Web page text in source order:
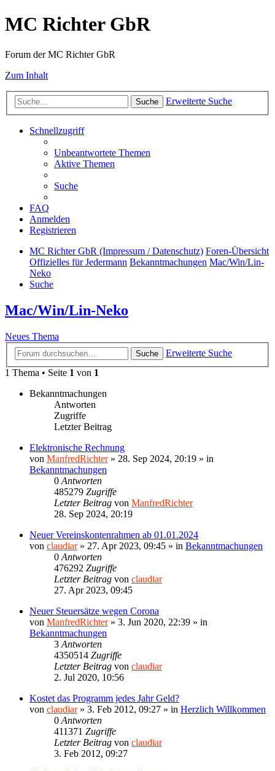
MC Richter GbR
Forum der MC Richter GbR
Zum Inhalt
Suche Erweiterte Suche
Schnellzugriff
Unbeantwortete Themen
Aktive Themen
Suche
FAQ
Anmelden
Registrieren
MC Richter GbR (Impressum / Datenschutz) Foren-Übersicht
Offizielles für Jedermann Bekanntmachungen Mac/Win/Lin-
Neko
Suche
Mac/Win/Lin-Neko
Neues Thema
Suche
Erweiterte Suche
1 Thema • Seite 1 von 1
Bekanntmachungen
Antworten
Zugriffe
Letzter Beitrag
Elektronische Rechnung
von ManfredRichter» 28. Sep 2024, 20:19 » in
Bekanntmachungen
0 Antworten
485279 Zugriffe
Letzter Beitrag von ManfredRichter
28. Sep 2024, 20:19
Neuer Vereinskontenrahmen ab 01.01.2024
von claudiar» 27. Apr 2023, 09:45 » in Bekanntmachungen
0 Antworten
476292 Zugriffe
Letzter Beitrag von claudiar
27. Apr 2023, 09:45
Neuer Steuersätze wegen Corona
von ManfredRichter» 3. Jun 2020, 22:39 » in
Bekanntmachungen
3 Antworten
4350514 Zugriffe
Letzter Beitrag von claudiar
2. Jul 2020, 10:56
Kostet das Programm jedes Jahr Geld?
von claudiar» 3. Feb 2012, 09:27 » in Herzlich Willkommen
0 Antworten
411371 Zugriffe
Letzter Beitrag von claudiar
3. Feb 2012, 09:27